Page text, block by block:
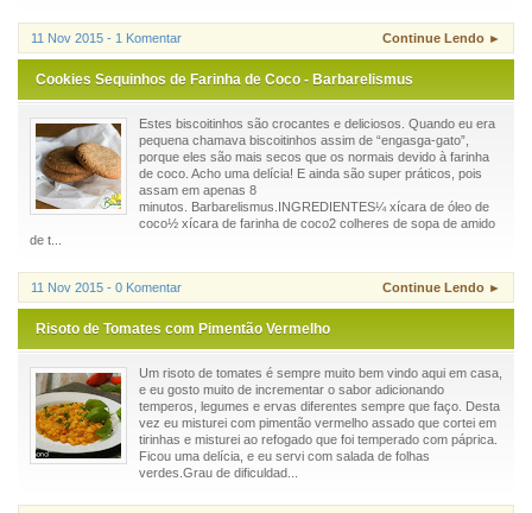
11 Nov 2015 - 1 Komentar Continue Lendo ►
Cookies Sequinhos de Farinha de Coco - Barbarelismus
Estes biscoitinhos são crocantes e deliciosos. Quando eu era
pequena chamava biscoitinhos assim de “engasga-gato”,
porque eles são mais secos que os normais devido à farinha
de coco. Acho uma delícia! E ainda são super práticos, pois
assam em apenas 8
minutos. Barbarelismus.INGREDIENTES¼ xícara de óleo de
coco½ xícara de farinha de coco2 colheres de sopa de amido
de t...
11 Nov 2015 - 0 Komentar Continue Lendo ►
Risoto de Tomates com Pimentão Vermelho
Um risoto de tomates é sempre muito bem vindo aqui em casa,
e eu gosto muito de incrementar o sabor adicionando
temperos, legumes e ervas diferentes sempre que faço. Desta
vez eu misturei com pimentão vermelho assado que cortei em
tirinhas e misturei ao refogado que foi temperado com páprica.
Ficou uma delícia, e eu servi com salada de folhas
verdes.Grau de dificuldad...